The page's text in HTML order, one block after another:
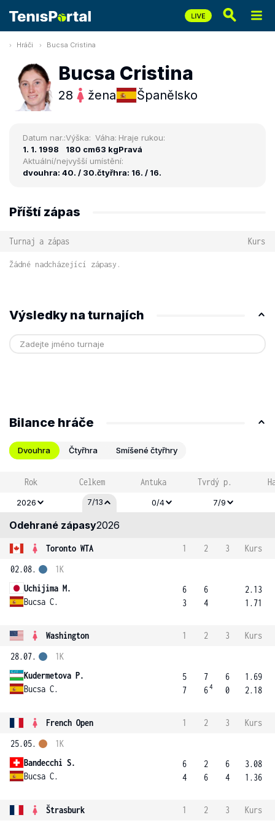
Hráči Bucsa Cristina
Bucsa Cristina
28 žena Španělsko
Datum nar.:
1. 1. 1998
Výška:
180 cm
Váha:
63 kg
Hraje rukou:
Pravá
Aktuální/nejvyšší umístění:
dvouhra: 40. / 30.čtyřhra: 16. / 16.
Příští zápas
Turnaj a zápas Kurs
Žádné nadcházející zápasy.
Výsledky na turnajích
Bilance hráče
Dvouhra Čtyřhra Smíšené čtyřhry
Rok Celkem Antuka Tvrdý p.
2026 7/13 0/4 7/9
Odehrané zápasy2026
Toronto WTA 1 2 3
Kurs
02.08.
Uchijima M.
Bucsa C.
1K
6
3
6
4
2.13
1.71
Washington 1 2 3
Kurs
28.07.
Kudermetova P.
Bucsa C.
1K
5
7
7
64
6
0
1.69
2.18
French Open 1 2 3
Kurs
25.05.
Bandecchi S.
Bucsa C.
1K
6
4
2
6
6
4
3.08
1.36
Štrasburk 1 2 3
Kurs